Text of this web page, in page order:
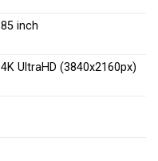
85 inch
4K UltraHD (3840x2160px)